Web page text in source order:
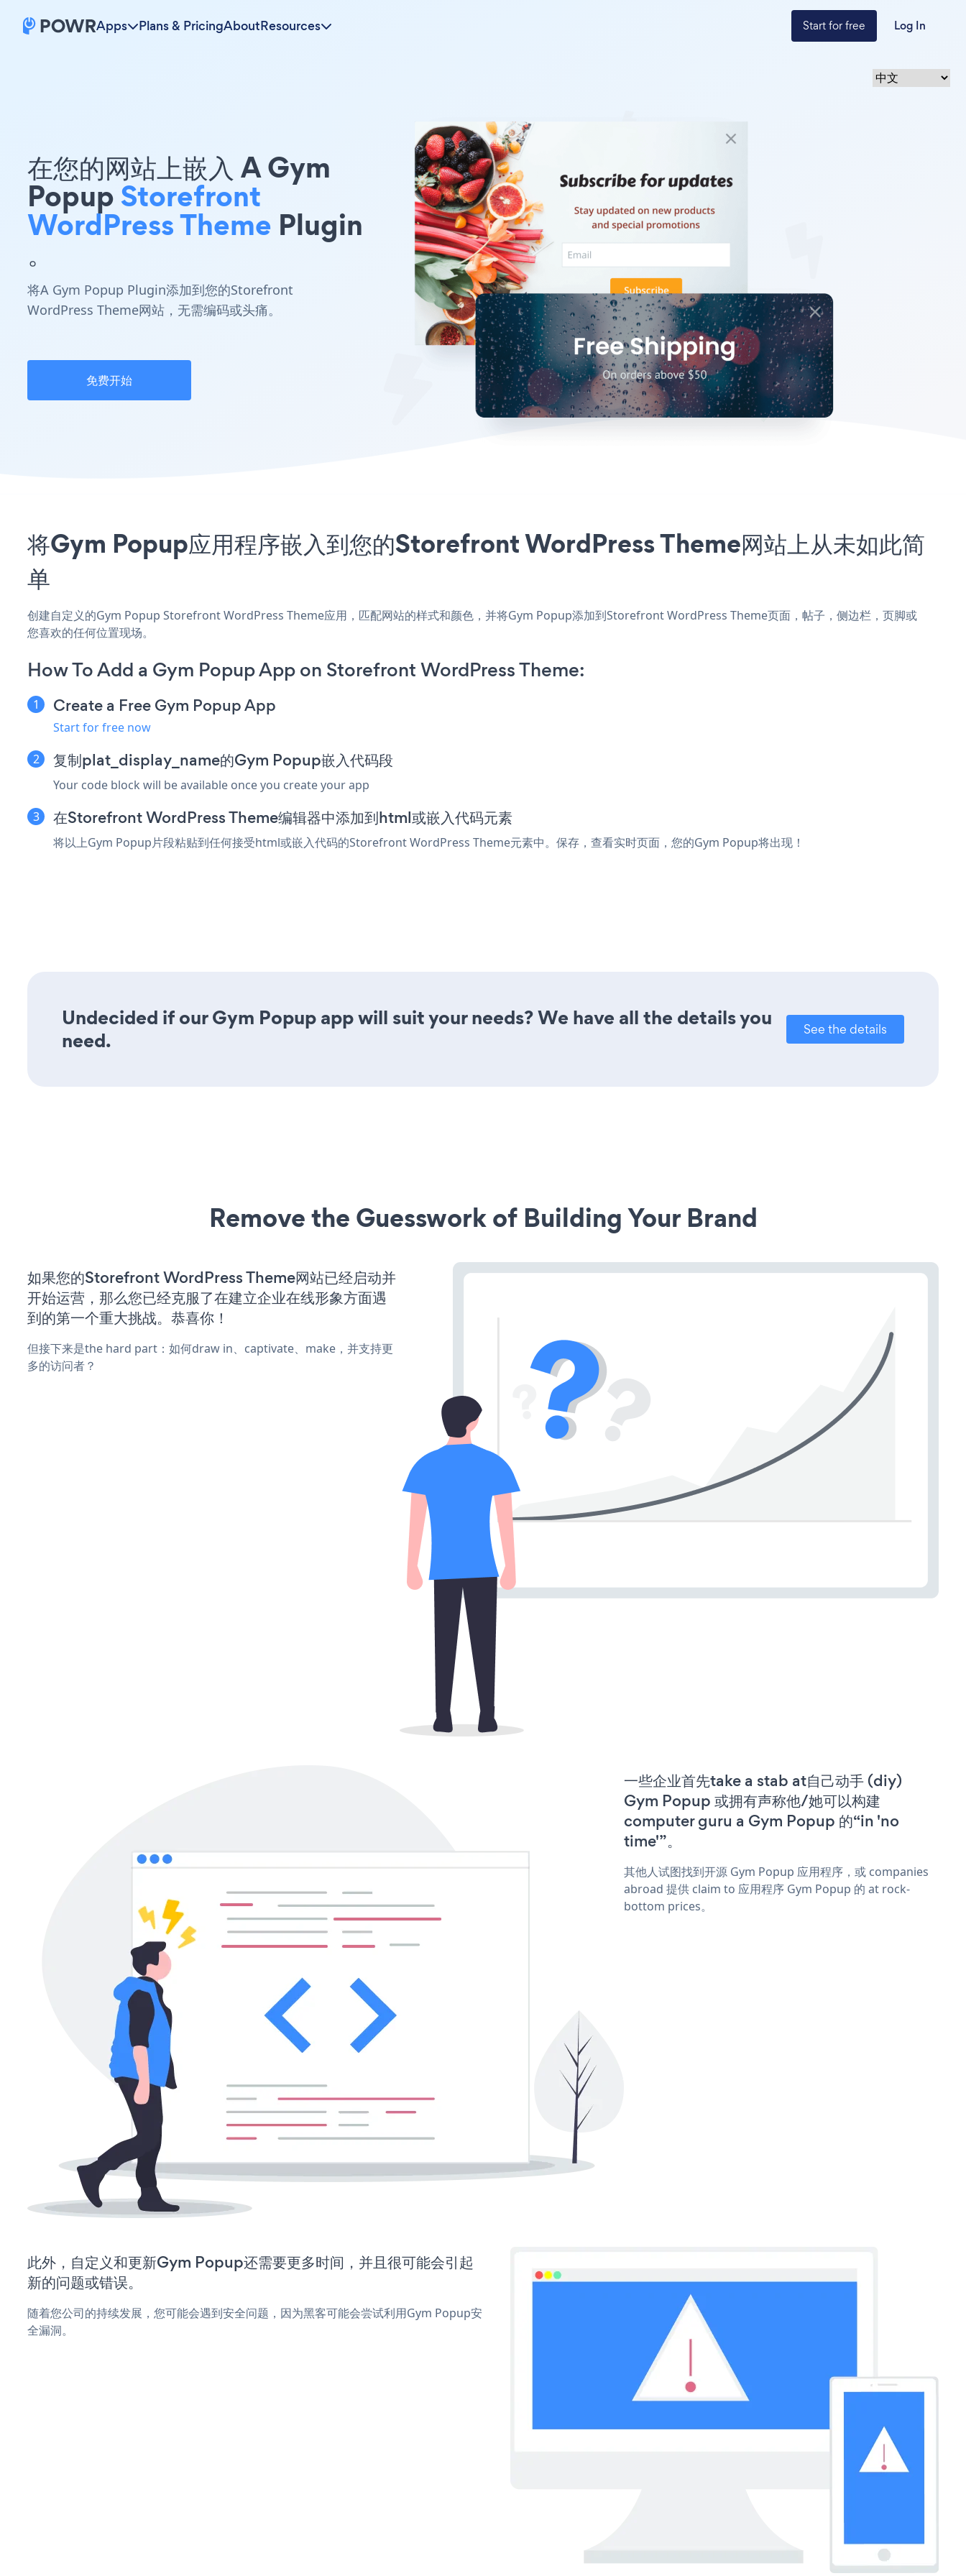
Apps Plans & PricingAboutResources Start for free Log In
在您的网站上嵌入 A Gym
PopupStorefront
WordPress Theme Plugin
。
将A Gym Popup Plugin添加到您的Storefront
WordPress Theme网站，无需编码或头痛。
免费开始
将Gym Popup应用程序嵌入到您的Storefront WordPress Theme网站上从未如此简
单
创建自定义的Gym Popup Storefront WordPress Theme应用，匹配网站的样式和颜色，并将Gym Popup添加到Storefront WordPress Theme页面，帖子，侧边栏，页脚或
您喜欢的任何位置现场。
How To Add a Gym Popup App on Storefront WordPress Theme:
Create a Free Gym Popup App
Start for free now
复制plat_display_name的Gym Popup嵌入代码段
Your code block will be available once you create your app
在Storefront WordPress Theme编辑器中添加到html或嵌入代码元素
将以上Gym Popup片段粘贴到任何接受html或嵌入代码的Storefront WordPress Theme元素中。保存，查看实时页面，您的Gym Popup将出现！
Undecided if our Gym Popup app will suit your needs? We have all the details you
need.
See the details
Remove the Guesswork of Building Your Brand
如果您的Storefront WordPress Theme网站已经启动并
开始运营，那么您已经克服了在建立企业在线形象方面遇
到的第一个重大挑战。恭喜你！
但接下来是the hard part：如何draw in、captivate、make，并支持更
多的访问者？
一些企业首先take a stab at自己动手 (diy)
Gym Popup 或拥有声称他/她可以构建
computer guru a Gym Popup 的“in 'no
time'”。
其他人试图找到开源 Gym Popup 应用程序，或 companies
abroad 提供 claim to 应用程序 Gym Popup 的 at rock-
bottom prices。
此外，自定义和更新Gym Popup还需要更多时间，并且很可能会引起
新的问题或错误。
随着您公司的持续发展，您可能会遇到安全问题，因为黑客可能会尝试利用Gym Popup安
全漏洞。